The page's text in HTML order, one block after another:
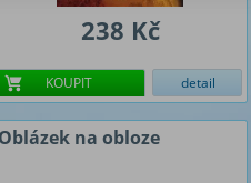
238 Kč
KOUPIT detail
Oblázek na obloze